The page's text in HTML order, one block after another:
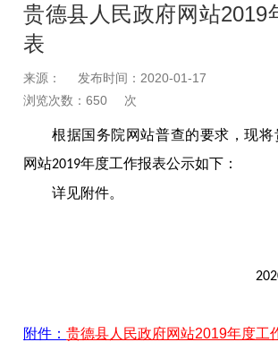
贵德县人民政府网站2019
表
来源：
发布时间：2020-01-17
浏览次数：650 次
根据国务院网站普查的要求，现
网站2019年度工作报表公示如下：
详见附件。
附件：贵德县人民政府网站2019年度工